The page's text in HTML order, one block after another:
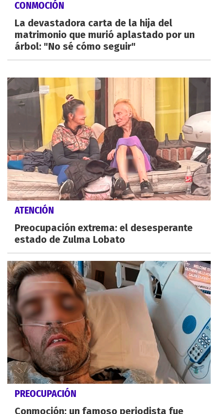
CONMOCIÓN
La devastadora carta de la hija del
matrimonio que murió aplastado por un
árbol: "No sé cómo seguir"
ATENCIÓN
Preocupación extrema: el desesperante
estado de Zulma Lobato
PREOCUPACIÓN
Conmoción: un famoso periodista fue